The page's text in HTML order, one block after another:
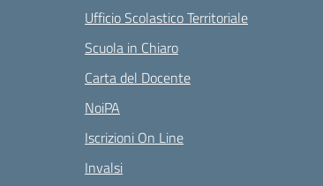
Ufficio Scolastico Territoriale
Scuola in Chiaro
Carta del Docente
NoiPA
Iscrizioni On Line
Invalsi